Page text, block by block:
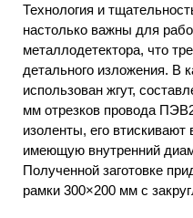
Технология и
настолько важны для
металлодетектора, что
детального изложения. В
использован жгут,
мм отрезков провода
изоленты, его
имеющую внутренний
Полученной заготовке
рамки 300×200 мм с